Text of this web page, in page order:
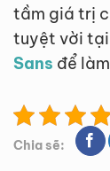
tầm giá trị
tuyệt vời tại
Sans để
Chia sẽ: